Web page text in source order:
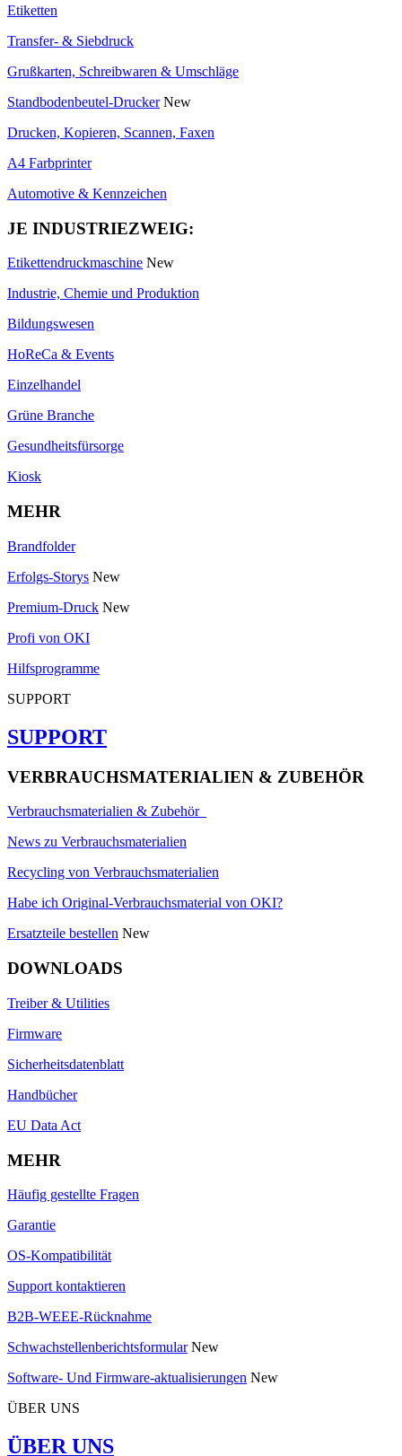
Etiketten
Transfer- & Siebdruck
Grußkarten, Schreibwaren & Umschläge
Standbodenbeutel-Drucker New
Drucken, Kopieren, Scannen, Faxen
A4 Farbprinter
Automotive & Kennzeichen
JE INDUSTRIEZWEIG:
Etikettendruckmaschine New
Industrie, Chemie und Produktion
Bildungswesen
HoReCa & Events
Einzelhandel
Grüne Branche
Gesundheitsfürsorge
Kiosk
MEHR
Brandfolder
Erfolgs-Storys New
Premium-Druck New
Profi von OKI
Hilfsprogramme
SUPPORT
SUPPORT
VERBRAUCHSMATERIALIEN & ZUBEHÖR
Verbrauchsmaterialien & Zubehör
News zu Verbrauchsmaterialien
Recycling von Verbrauchsmaterialien
Habe ich Original-Verbrauchsmaterial von OKI?
Ersatzteile bestellen New
DOWNLOADS
Treiber & Utilities
Firmware
Sicherheitsdatenblatt
Handbücher
EU Data Act
MEHR
Häufig gestellte Fragen
Garantie
OS-Kompatibilität
Support kontaktieren
B2B-WEEE-Rücknahme
Schwachstellenberichtsformular New
Software- Und Firmware-aktualisierungen New
ÜBER UNS
ÜBER UNS